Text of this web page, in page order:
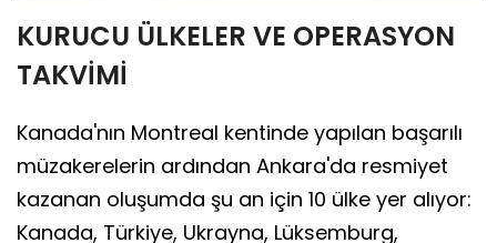
KURUCU ÜLKELER VE OPERASYON
TAKVİMİ
Kanada'nın Montreal kentinde yapılan başarılı
müzakerelerin ardından Ankara'da resmiyet
kazanan oluşumda şu an için 10 ülke yer alıyor:
Kanada, Türkiye, Ukrayna, Lüksemburg,